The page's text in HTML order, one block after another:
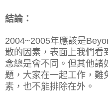
結論：
2004~2005年應該是
散的因素，表面上我們看
念總是會不同。但其他諸
題，大家在一起工作，難
素，也不能排除在外。